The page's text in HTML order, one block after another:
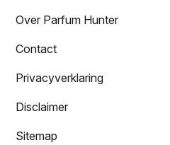
Over Parfum Hunter
Contact
Privacyverklaring
Disclaimer
Sitemap